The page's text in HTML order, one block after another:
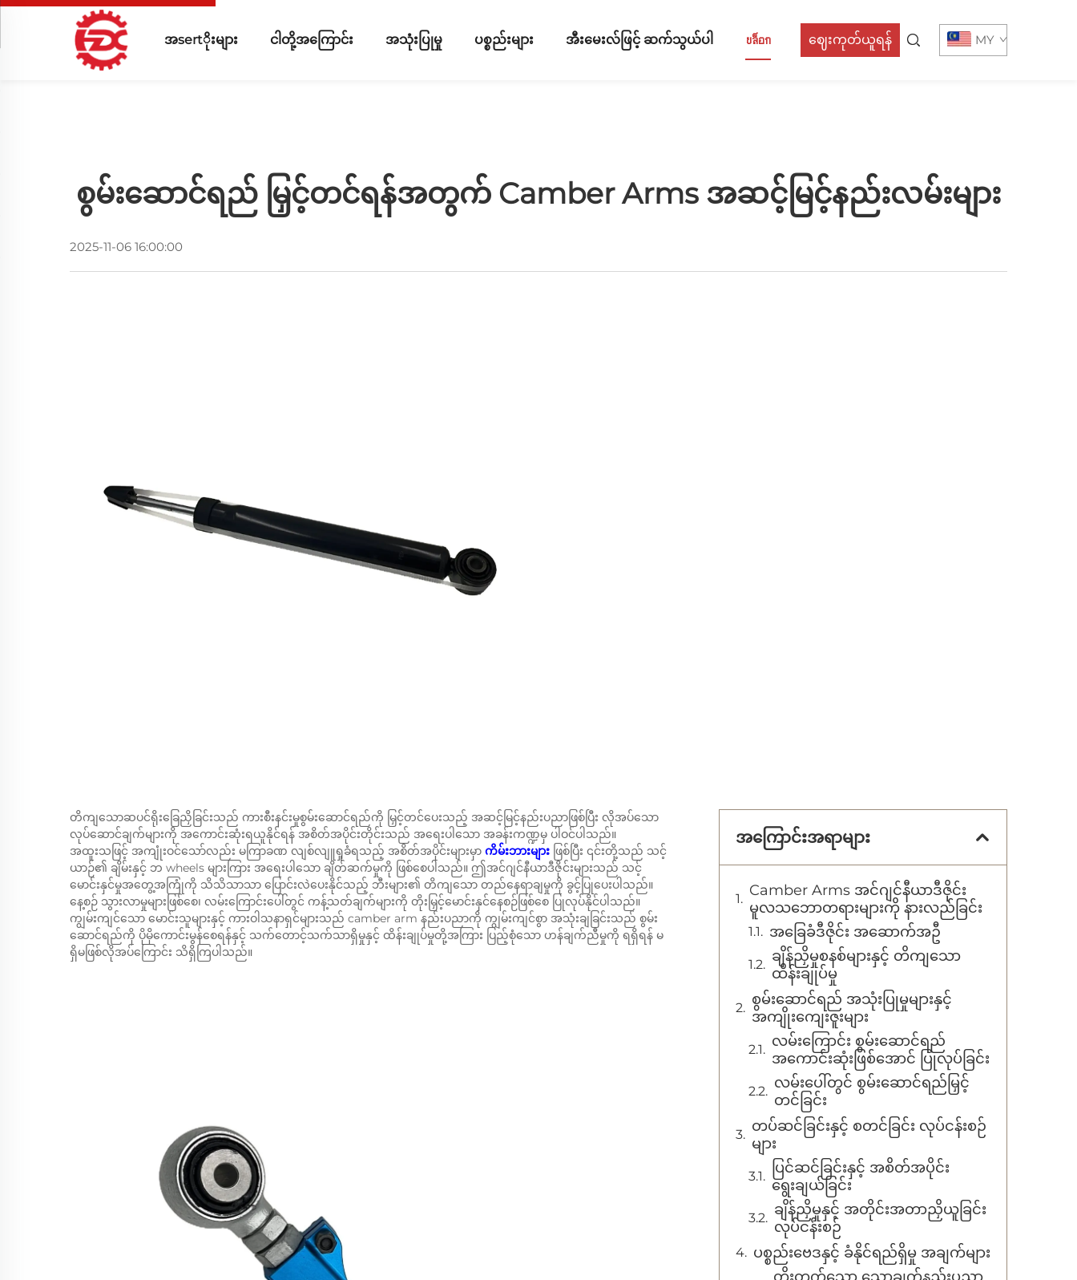
အsertိုးများ ငါတို့အကြောင်း အသုံးပြုမှု ပစ္စည်းများ အီးမေးလ်ဖြင့် ဆက်သွယ်ပါ บล็อก ဈေးကုတ်ယူရန် MY
စွမ်းဆောင်ရည် မြှင့်တင်ရန်အတွက် Camber Arms အဆင့်မြင့်နည်းလမ်းများ
2025-11-06 16:00:00
တိကျသောဆပင်ရိုးခြေညှိခြင်းသည် ကားစီးနင်းမှုစွမ်းဆောင်ရည်ကို မြှင့်တင်ပေးသည့် အဆင့်မြင့်နည်းပညာဖြစ်ပြီး လိုအပ်သော
လုပ်ဆောင်ချက်များကို အကောင်းဆုံးရယူနိုင်ရန် အစိတ်အပိုင်းတိုင်းသည် အရေးပါသော အခန်းကဏ္ဍမှ ပါဝင်ပါသည်။
အထူးသဖြင့် အကျုံးဝင်သော်လည်း မကြာခဏ လျစ်လျူရှုခံရသည့် အစိတ်အပိုင်းများမှာ ကိမ်းဘားများ ဖြစ်ပြီး ၎င်းတို့သည် သင့်
ယာဉ်၏ ချိမ်းနှင့် ဘ wheels များကြား အရေးပါသော ချိတ်ဆက်မှုကို ဖြစ်စေပါသည်။ ဤအင်ဂျင်နီယာဒီဇိုင်းများသည် သင့်
မောင်းနှင်မှုအတွေ့အကြုံကို သိသိသာသာ ပြောင်းလဲပေးနိုင်သည့် ဘီးများ၏ တိကျသော တည်နေရာချမှုကို ခွင့်ပြုပေးပါသည်။
နေ့စဉ် သွားလာမှုများဖြစ်စေ၊ လမ်းကြောင်းပေါ်တွင် ကန့်သတ်ချက်များကို တိုးမြှင့်မောင်းနှင်နေစဉ်ဖြစ်စေ ပြုလုပ်နိုင်ပါသည်။
ကျွမ်းကျင်သော မောင်းသူများနှင့် ကားဝါသနာရှင်များသည် camber arm နည်းပညာကို ကျွမ်းကျင်စွာ အသုံးချခြင်းသည် စွမ်း
ဆောင်ရည်ကို ပိုမိုကောင်းမွန်စေရန်နှင့် သက်တောင့်သက်သာရှိမှုနှင့် ထိန်းချုပ်မှုတို့အကြား ပြည့်စုံသော ဟန်ချက်ညီမှုကို ရရှိရန် မ
ရှိမဖြစ်လိုအပ်ကြောင်း သိရှိကြပါသည်။
အကြောင်းအရာများ
Camber Arms အင်ဂျင်နီယာဒီဇိုင်း
မူလသဘောတရားများကို နားလည်ခြင်း
အခြေခံဒီဇိုင်း အဆောက်အဦ
ချိန်ညှိမှုစနစ်များနှင့် တိကျသော
ထိန်းချုပ်မှု
စွမ်းဆောင်ရည် အသုံးပြုမှုများနှင့်
အကျိုးကျေးဇူးများ
လမ်းကြောင်း စွမ်းဆောင်ရည်
အကောင်းဆုံးဖြစ်အောင် ပြုလုပ်ခြင်း
လမ်းပေါ်တွင် စွမ်းဆောင်ရည်မြှင့်
တင်ခြင်း
တပ်ဆင်ခြင်းနှင့် စတင်ခြင်း လုပ်ငန်းစဉ်
များ
ပြင်ဆင်ခြင်းနှင့် အစိတ်အပိုင်း
ရွေးချယ်ခြင်း
ချိန်ညှိမှုနှင့် အတိုင်းအတာညှိယူခြင်း
လုပ်ငန်းစဉ်
ပစ္စည်းဗေဒနှင့် ခံနိုင်ရည်ရှိမှု အချက်များ